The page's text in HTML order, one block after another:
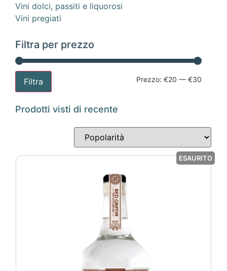
Vini dolci, passiti e liquorosi
Vini pregiati
Filtra per prezzo
Filtra Prezzo: €20 — €30
Prodotti visti di recente
ESAURITO